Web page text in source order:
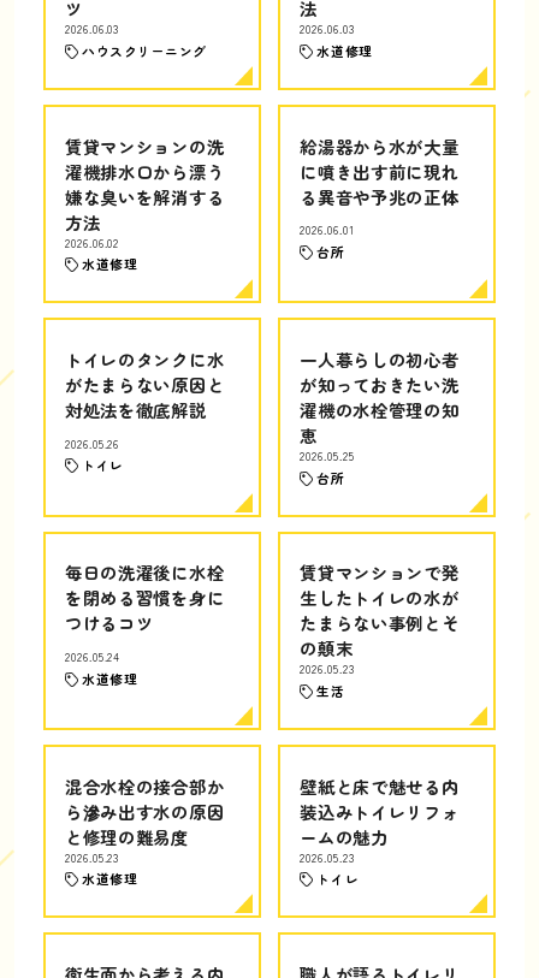
ツ
2026.06.03
ハウスクリーニング
法
2026.06.03
水道修理
賃貸マンションの洗
濯機排水口から漂う
嫌な臭いを解消する
方法
2026.06.02
水道修理
給湯器から水が大量
に噴き出す前に現れ
る異音や予兆の正体
2026.06.01
台所
トイレのタンクに水
がたまらない原因と
対処法を徹底解説
2026.05.26
トイレ
一人暮らしの初心者
が知っておきたい洗
濯機の水栓管理の知
恵
2026.05.25
台所
毎日の洗濯後に水栓
を閉める習慣を身に
つけるコツ
2026.05.24
水道修理
賃貸マンションで発
生したトイレの水が
たまらない事例とそ
の顛末
2026.05.23
生活
混合水栓の接合部か
ら滲み出す水の原因
と修理の難易度
2026.05.23
水道修理
壁紙と床で魅せる内
装込みトイレリフォ
ームの魅力
2026.05.23
トイレ